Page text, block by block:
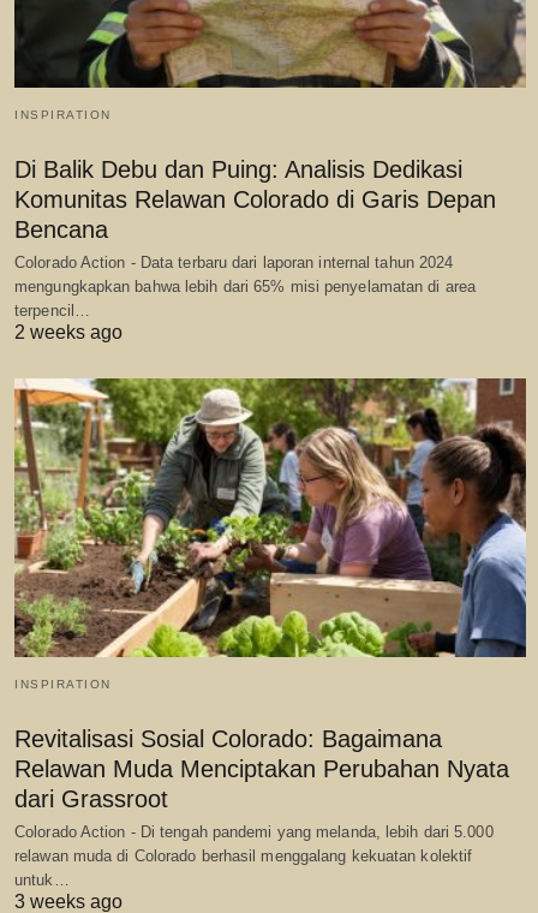
INSPIRATION
Di Balik Debu dan Puing: Analisis Dedikasi
Komunitas Relawan Colorado di Garis Depan
Bencana
Colorado Action - Data terbaru dari laporan internal tahun 2024
mengungkapkan bahwa lebih dari 65% misi penyelamatan di area
terpencil…
2 weeks ago
INSPIRATION
Revitalisasi Sosial Colorado: Bagaimana
Relawan Muda Menciptakan Perubahan Nyata
dari Grassroot
Colorado Action - Di tengah pandemi yang melanda, lebih dari 5.000
relawan muda di Colorado berhasil menggalang kekuatan kolektif
untuk…
3 weeks ago